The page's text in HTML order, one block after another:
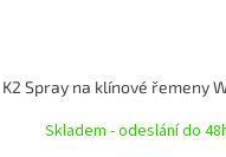
Skladem - odeslání do